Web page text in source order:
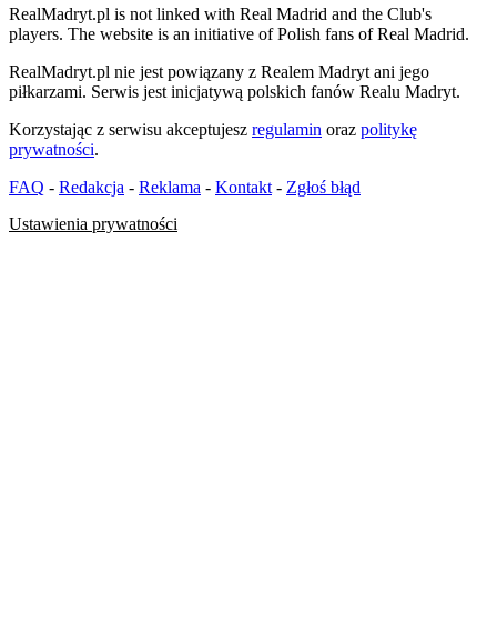
RealMadryt.pl is not linked with Real Madrid and the Club's
players. The website is an initiative of Polish fans of Real Madrid.
RealMadryt.pl nie jest powiązany z Realem Madryt ani jego
piłkarzami. Serwis jest inicjatywą polskich fanów Realu Madryt.
Korzystając z serwisu akceptujesz regulamin oraz politykę
prywatności.
FAQ - Redakcja - Reklama - Kontakt - Zgłoś błąd
Ustawienia prywatności